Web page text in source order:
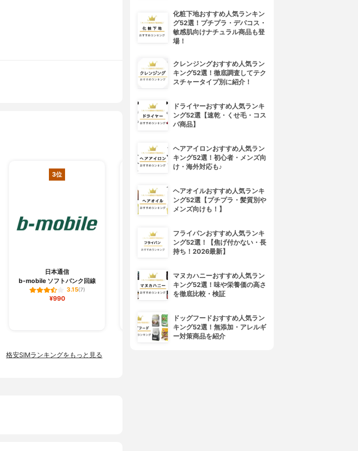
3位
日本通信
b-mobile ソフトバンク回線
3.15(7)
¥990
NTTコミュニケーションズ(エ
ヌ・ティ・ティ・コミュニケー
ションズ)
OCN モバイル ONE
¥1,180
LINEモバイル(ラインモバイル)
LINEモバイル ドコモ回線
格安SIMランキングをもっと見る
化粧下地おすすめ人気ランキン
グ52選！プチプラ・デパコス・
敏感肌向けナチュラル商品も登
場！
クレンジングおすすめ人気ラン
キング52選！徹底調査してテク
スチャータイプ別に紹介！
ドライヤーおすすめ人気ランキ
ング52選【速乾・くせ毛・コス
パ商品】
ヘアアイロンおすすめ人気ラン
キング52選！初心者・メンズ向
け・海外対応も♪
ヘアオイルおすすめ人気ランキ
ング52選【プチプラ・髪質別や
メンズ向けも！】
フライパンおすすめ人気ランキ
ング52選！【焦げ付かない・長
持ち！2026最新】
マヌカハニーおすすめ人気ラン
キング52選！味や栄養価の高さ
を徹底比較・検証
ドッグフードおすすめ人気ラン
キング52選！無添加・アレルギ
ー対策商品を紹介